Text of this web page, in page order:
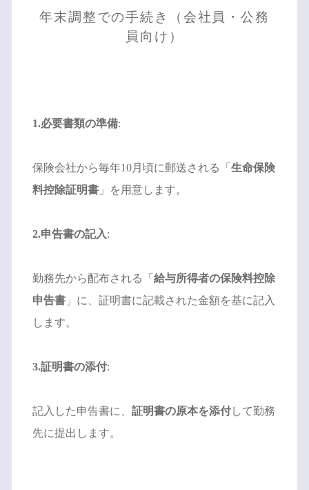
年末調整での手続き（会社員・公務
員向け）
1.必要書類の準備:
保険会社から毎年10月頃に郵送される「 生命保険
料控除証明書」を用意します。
2.申告書の記入:
勤務先から配布される「 給与所得者の保険料控除
申告書」に、証明書に記載された金額を基に記入
します。
3.証明書の添付:
記入した申告書に、 証明書の原本を添付して勤務
先に提出します。